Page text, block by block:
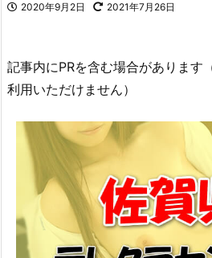
2020年9月2日 2021年7月26日
記事内にPRを含む場合があります
利用いただけません）